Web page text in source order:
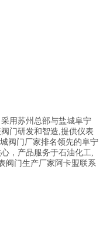
用苏州总部与盐城阜宁
门研发和智造,提供仪表
阀门厂家排名领先的阜宁
，产品服务于石油化工,
阀门生产厂家阿卡盟联系